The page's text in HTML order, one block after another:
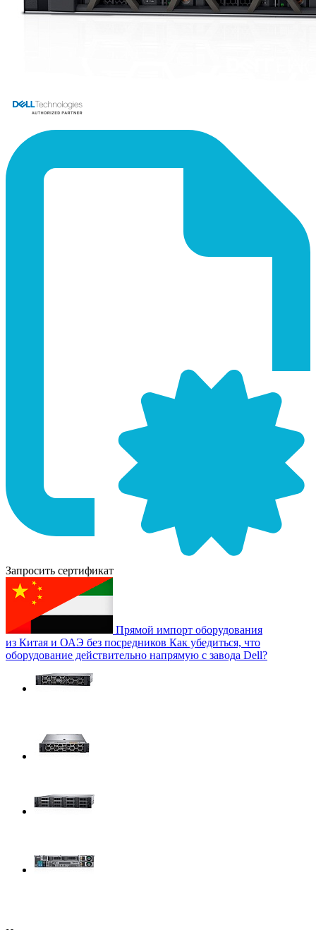
Запросить сертификат
Прямой импорт оборудования
из Китая и ОАЭ без посредников Как убедиться, что
оборудование действительно напрямую с завода Dell?